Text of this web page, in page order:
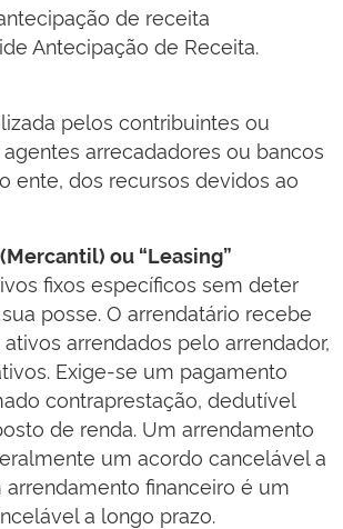
de receita
Antecipação de Receita.
pelos contribuintes ou
arrecadadores ou bancos
ente, dos recursos devidos ao
ou “Leasing”
fixos específicos sem deter
posse. O arrendatário recebe
arrendados pelo arrendador,
Exige-se um pagamento
contraprestação, dedutível
de renda. Um arrendamento
um acordo cancelável a
financeiro é um
a longo prazo.